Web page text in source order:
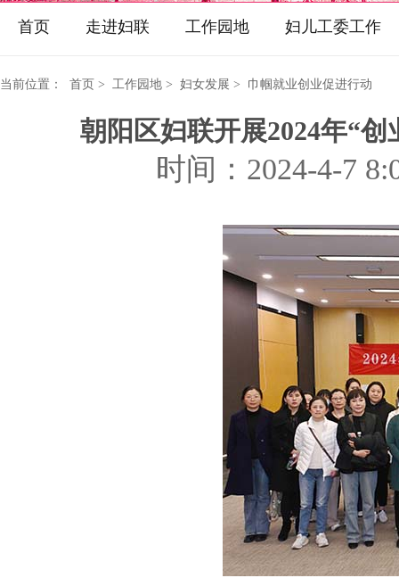
首页 走进妇联 工作园地 妇儿工委工作
当前位置： 首页 > 工作园地 > 妇女发展 > 巾帼就业创业促进行动
朝阳区妇联开展2024年“
时间：2024-4-7